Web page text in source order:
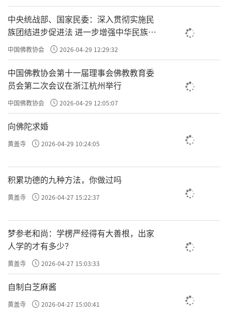
差。可能他当选四川一大尹，就没了；可能53
岁他没活到，他就走了；可能他会一身疾病，
在疾病中离开……他命还会越改越差。
因为极善之人
一直在积累你的福报，所以你命
会越来越好，命就不被数 极恶之人，
一直作恶，你的命会越来越差，所以也算不
准。
汝二十年来，被他算定，不曾转动一毫，岂非
岁碰到孔先生，36岁碰到云谷禅师，整整20
年；你被他算定，不曾转动一毫，岂非是凡
吗？
往期回顾
许方勇解读《了凡四训》（一）
许方勇解读《了凡四训》（二）
中央统战部、国家民委：深入贯彻实施民
族团结进步促进法 进一步增强中华民族凝
聚力向心力
中国佛教协会 2026-04-29 12:29:32
中国佛教协会第十一届理事会佛教教育委
员会第二次会议在浙江杭州举行
中国佛教协会 2026-04-29 12:05:07
向佛陀求婚
黄盖寺 2026-04-29 10:24:05
积累功德的九种方法，你做过吗
黄盖寺 2026-04-27 15:22:37
梦参老和尚：学楞严经得有大善根，出家
人学的才有多少？
黄盖寺 2026-04-27 15:03:33
自制白芝麻酱
黄盖寺 2026-04-27 15:00:41